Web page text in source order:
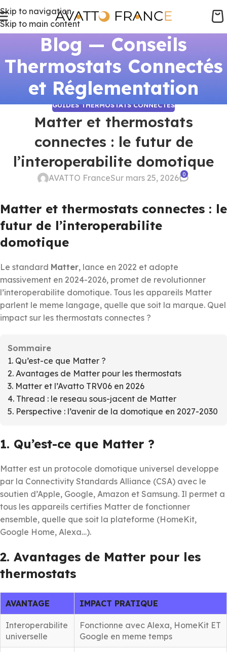
Skip to navigation
Skip to main content
Blog — Conseils
Thermostats Connectés
et Réglementation
GUIDES THERMOSTATS CONNECTÉS
Matter et thermostats
connectes : le futur de
l’interoperabilite domotique
AVATTO FranceSur mars 25, 2026 0
Matter et thermostats connectes : le
futur de l’interoperabilite
domotique
Le standard Matter, lance en 2022 et adopte
massivement en 2024-2026, promet de revolutionner
l’interoperabilite domotique. Tous les appareils Matter
parlent le meme langage, quelle que soit la marque. Quel
impact sur les thermostats connectes ?
Sommaire
1. Qu’est-ce que Matter ?
2. Avantages de Matter pour les thermostats
3. Matter et l’Avatto TRV06 en 2026
4. Thread : le reseau sous-jacent de Matter
5. Perspective : l’avenir de la domotique en 2027-2030
1. Qu’est-ce que Matter ?
Matter est un protocole domotique universel developpe
par la Connectivity Standards Alliance (CSA) avec le
soutien d’Apple, Google, Amazon et Samsung. Il permet a
tous les appareils certifies Matter de fonctionner
ensemble, quelle que soit la plateforme (HomeKit,
Google Home, Alexa…).
2. Avantages de Matter pour les
thermostats
AVANTAGE IMPACT PRATIQUE
Interoperabilite
universelle
Fonctionne avec Alexa, HomeKit ET
Google en meme temps